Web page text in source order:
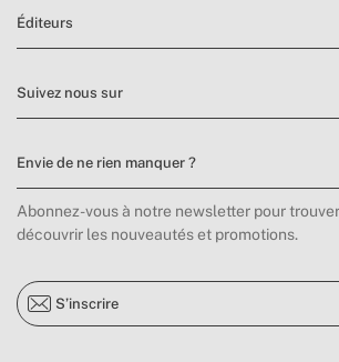
Éditeurs
Suivez nous sur
Envie de ne rien manquer ?
Abonnez-vous à notre newsletter pour
découvrir les nouveautés et promotions.
S’inscrire